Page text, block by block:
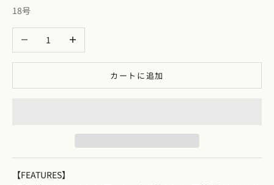
18号
数量を減らす
数量を増やす
カートに追加
【FEATURES】